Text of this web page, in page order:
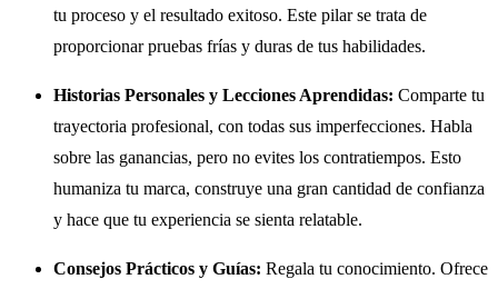
tu proceso y el resultado exitoso. Este pilar se trata de
proporcionar pruebas frías y duras de tus habilidades.
Historias Personales y Lecciones Aprendidas: Comparte tu
trayectoria profesional, con todas sus imperfecciones. Habla
sobre las ganancias, pero no evites los contratiempos. Esto
humaniza tu marca, construye una gran cantidad de confianza
y hace que tu experiencia se sienta relatable.
Consejos Prácticos y Guías: Regala tu conocimiento. Ofrece